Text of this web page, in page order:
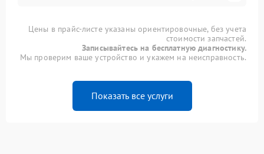
Цены в прайс-листе указаны ориентировочные, без учета
стоимости запчастей.
Записывайтесь на бесплатную диагностику.
Мы проверим ваше устройство и укажем на неисправность.
Показать все услуги